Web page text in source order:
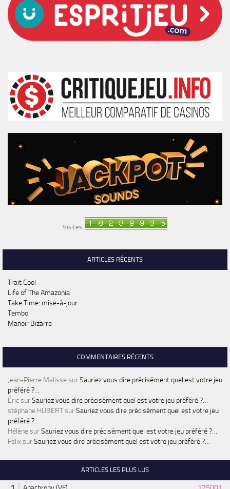
Visites:
ARTICLES RÉCENTS
Trait Cool
Life of The Amazonia
Take Time: mise-à-jour
Tembo
Manoir Bizarre
COMMENTAIRES RÉCENTS
Jean-Pierre MalissesurSauriez vous dire précisément quel est votre jeu
préféré ?…
ÉricsurSauriez vous dire précisément quel est votre jeu préféré ?…
stéphane HUBERTsurSauriez vous dire précisément quel est votre jeu
préféré ?…
HélènesurSauriez vous dire précisément quel est votre jeu préféré ?…
FelixsurSauriez vous dire précisément quel est votre jeu préféré ?…
ARTICLES LES PLUS LUS